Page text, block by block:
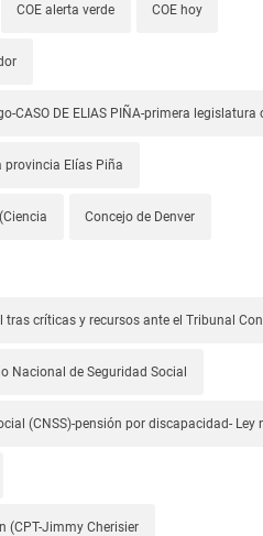
COE alerta verde COE hoy
CASO DE ELIAS PIÑA-primera legislatura
provincia Elías Piña
Concejo de Denver
tras críticas y recursos ante el Tribunal
Nacional de Seguridad Social
(CNSS)-pensión por discapacidad- Ley
(CPT-Jimmy Cherisier